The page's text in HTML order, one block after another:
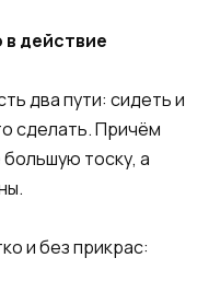
действие
два пути: сидеть и
сделать. Причём
тоску, а
и без прикрас: